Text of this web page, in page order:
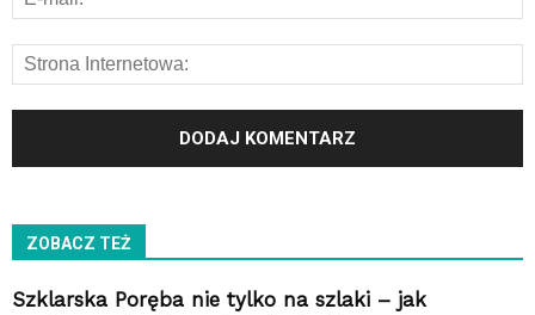
ZOBACZ TEŻ
Szklarska Poręba nie tylko na szlaki – jak